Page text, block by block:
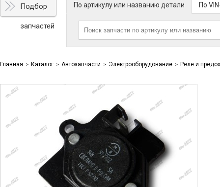
Подбор
запчастей
По артикулу или названию детали По
Главная > Каталог > Автозапчасти > Электрооборудование > Реле и